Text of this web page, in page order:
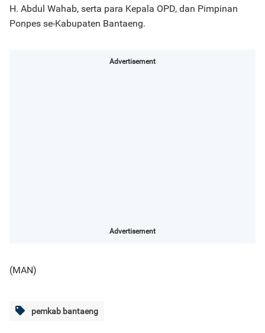
H. Abdul Wahab, serta para Kepala OPD, dan Pimpinan
Ponpes se-Kabupaten Bantaeng.
Advertisement
Advertisement
(MAN)
pemkab bantaeng